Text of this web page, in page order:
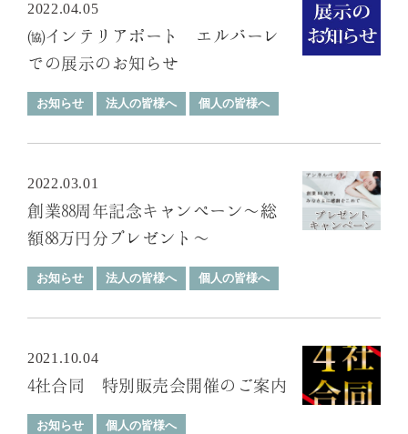
2022.04.05
㈿インテリアポート エルバーレ
での展示のお知らせ
お知らせ 法人の皆様へ 個人の皆様へ
2022.03.01
創業88周年記念キャンペーン～総
額88万円分プレゼント～
お知らせ 法人の皆様へ 個人の皆様へ
2021.10.04
4社合同 特別販売会開催のご案内
お知らせ 個人の皆様へ